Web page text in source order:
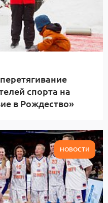
спорта на
в Рождество»
НОВОСТИ